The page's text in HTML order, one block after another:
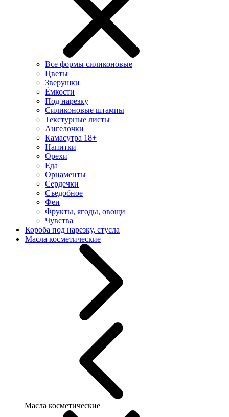
Все формы силиконовые
Цветы
Зверушки
Ёмкости
Под нарезку
Силиконовые штампы
Текстурные листы
Ангелочки
Камасутра 18+
Напитки
Орехи
Еда
Орнаменты
Сердечки
Съедобное
Феи
Фрукты, ягоды, овощи
Чувства
Короба под нарезку, стусла
Масла косметические
Масла косметические